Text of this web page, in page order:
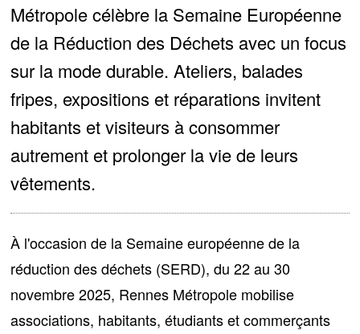
Métropole célèbre la Semaine Européenne
de la Réduction des Déchets avec un focus
sur la mode durable. Ateliers, balades
fripes, expositions et réparations invitent
habitants et visiteurs à consommer
autrement et prolonger la vie de leurs
vêtements.
À l'occasion de la Semaine européenne de la
réduction des déchets (SERD), du 22 au 30
novembre 2025, Rennes Métropole mobilise
associations, habitants, étudiants et commerçants